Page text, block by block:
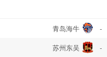
青岛海牛 -
苏州东吴 -